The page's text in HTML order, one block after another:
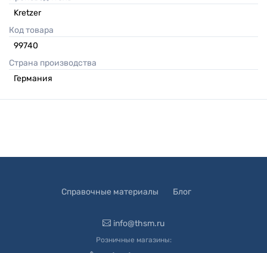
Kretzer
Код товара
99740
Страна производства
Германия
Справочные материалы Блог
info@thsm.ru
Розничные магазины: